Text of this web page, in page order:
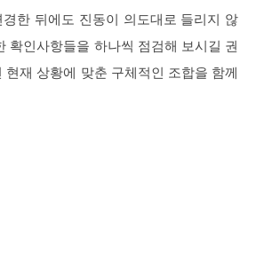
한 뒤에도 진동이 의도대로 들리지 않
확인사항들을 하나씩 점검해 보시길 권
현재 상황에 맞춘 구체적인 조합을 함께